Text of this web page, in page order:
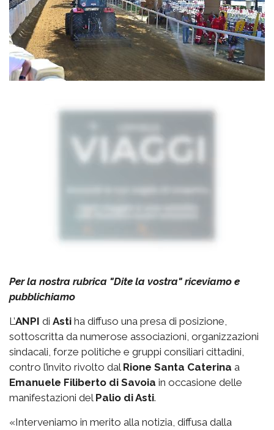
Per la nostra rubrica "Dite la vostra" riceviamo e
pubblichiamo
L’ANPI di Asti ha diffuso una presa di posizione,
sottoscritta da numerose associazioni, organizzazioni
sindacali, forze politiche e gruppi consiliari cittadini,
contro l’invito rivolto dal Rione Santa Caterina a
Emanuele Filiberto di Savoia in occasione delle
manifestazioni del Palio di Asti.
«Interveniamo in merito alla notizia, diffusa dalla